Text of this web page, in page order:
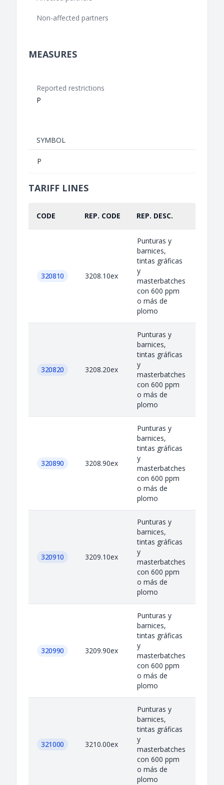
Non-affected partners
MEASURES
Reported restrictions
P
SYMBOL
P
TARIFF LINES
CODE REP. CODE REP. DESC.
320810 3208.10ex
Punturas y
barnices,
tintas gráficas
y
masterbatches
con 600 ppm
o más de
plomo
320820 3208.20ex
Punturas y
barnices,
tintas gráficas
y
masterbatches
con 600 ppm
o más de
plomo
320890 3208.90ex
Punturas y
barnices,
tintas gráficas
y
masterbatches
con 600 ppm
o más de
plomo
320910 3209.10ex
Punturas y
barnices,
tintas gráficas
y
masterbatches
con 600 ppm
o más de
plomo
320990 3209.90ex
Punturas y
barnices,
tintas gráficas
y
masterbatches
con 600 ppm
o más de
plomo
321000 3210.00ex
Punturas y
barnices,
tintas gráficas
y
masterbatches
con 600 ppm
o más de
plomo